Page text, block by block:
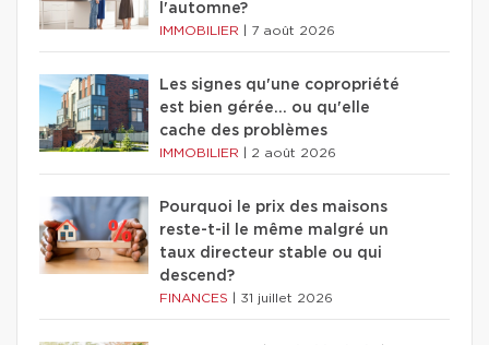
l'automne?
IMMOBILIER 7 août 2026
Les signes qu'une copropriété
est bien gérée… ou qu'elle
cache des problèmes
IMMOBILIER 2 août 2026
Pourquoi le prix des maisons
reste-t-il le même malgré un
taux directeur stable ou qui
descend?
FINANCES 31 juillet 2026